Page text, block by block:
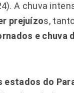
A chuva
prejuízos,
e chuva
do